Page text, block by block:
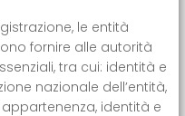
le entità
fornire alle autorità
tra cui: identità e
nazionale dell’entità,
identità e